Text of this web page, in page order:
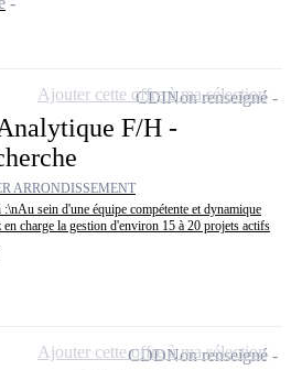
F/H -
ARRONDISSEMENT
sein d'une équipe compétente et dynamique
charge la gestion d'environ 15 à 20 projets actifs
CDINon renseigné
Ajouter cette offre à ma sélection
CDDNon renseigné
Ajouter cette offre à ma sélection